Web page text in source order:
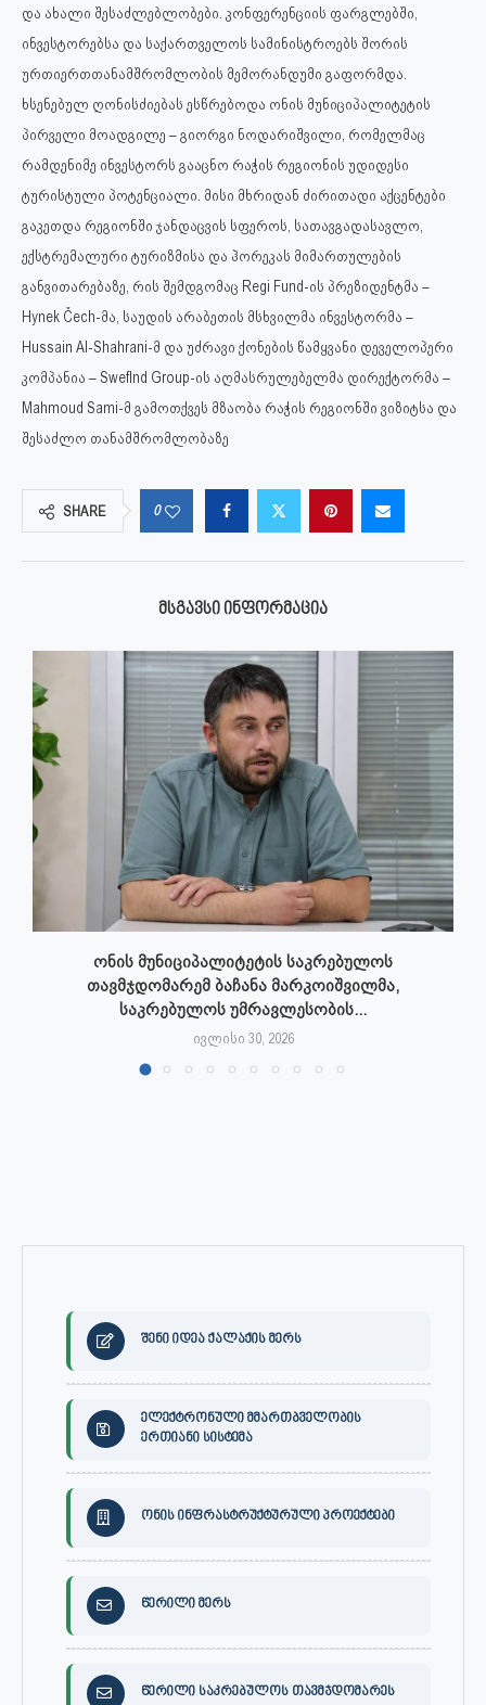
და ახალი შესაძლებლობები. კონფერენციის ფარგლებში,
ინვესტორებსა და საქართველოს სამინისტროებს შორის
ურთიერთთანამშრომლობის მემორანდუმი გაფორმდა.
ხსენებულ ღონისძიებას ესწრებოდა ონის მუნიციპალიტეტის
პირველი მოადგილე – გიორგი ნოდარიშვილი, რომელმაც
რამდენიმე ინვესტორს გააცნო რაჭის რეგიონის უდიდესი
ტურისტული პოტენციალი. მისი მხრიდან ძირითადი აქცენტები
გაკეთდა რეგიონში ჯანდაცვის სფეროს, სათავგადასავლო,
ექსტრემალური ტურიზმისა და ჰორეკას მიმართულების
განვითარებაზე, რის შემდგომაც Regi Fund-ის პრეზიდენტმა –
Hynek Čech-მა, საუდის არაბეთის მსხვილმა ინვესტორმა –
Hussain Al-Shahrani-მ და უძრავი ქონების წამყვანი დეველოპერი
კომპანია – Sweflnd Group-ის აღმასრულებელმა დირექტორმა –
Mahmoud Sami-მ გამოთქვეს მზაობა რაჭის რეგიონში ვიზიტსა და
შესაძლო თანამშრომლობაზე
SHARE 0
ᲛᲡᲒᲐᲕᲡᲘ ᲘᲜᲤᲝᲠᲛᲐᲪᲘᲐ
ონის მუნიციპალიტეტის საკრებულოს
თავმჯდომარემ ბაჩანა მარკოიშვილმა,
საკრებულოს უმრავლესობის...
ივლისი 30, 2026
შენი იდეა ქალაქის მერს
ელექტრონული მმართბველობის
ერთიანი სისტემა
ონის ინფრასტრუქტურული პროექტები
წერილი მერს
წერილი საკრებულოს თავმჯდომარეს